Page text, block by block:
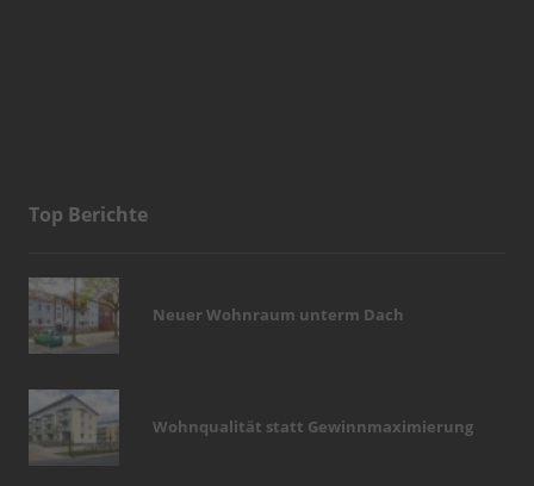
Top Berichte
Neuer Wohnraum unterm Dach
Wohnqualität statt Gewinnmaximierung